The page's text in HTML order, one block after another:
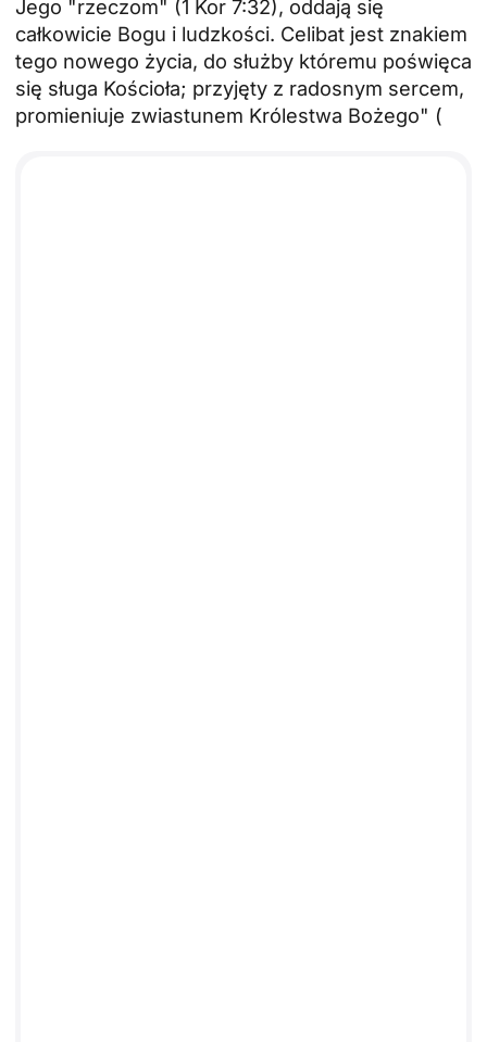
Jego "rzeczom" (1 Kor 7:32), oddają się
całkowicie Bogu i ludzkości. Celibat jest znakiem
tego nowego życia, do służby któremu poświęca
się sługa Kościoła; przyjęty z radosnym sercem,
promieniuje zwiastunem Królestwa Bożego" (